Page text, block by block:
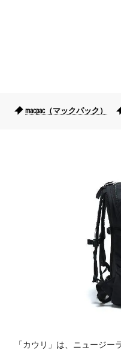
macpac（マックパック）
「カウリ」は、ニュージー